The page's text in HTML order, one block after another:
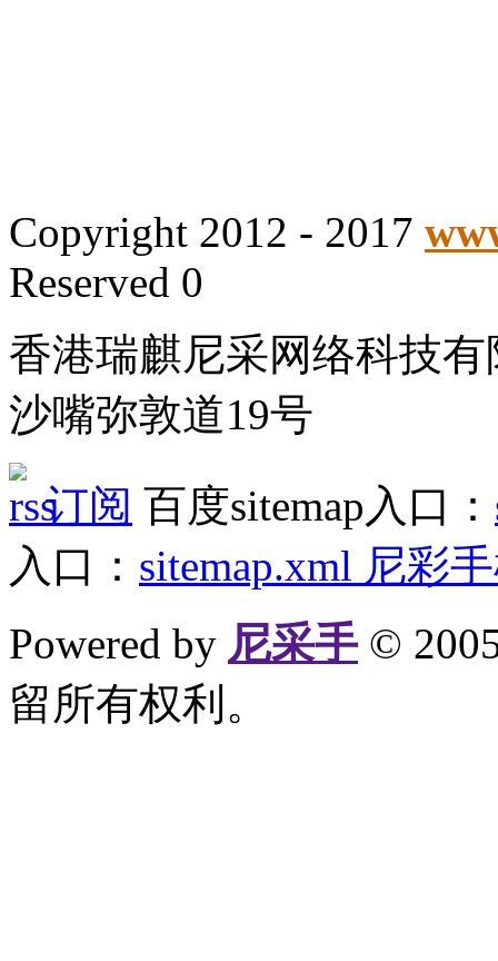
Copyright 2012 - 2017
Reserved 0
香港瑞麒尼采网络科技
沙嘴弥敦道19号
订阅 百度sitemap入口：
入口： sitemap.xml 尼彩
Powered by 尼采手©
留所有权利。